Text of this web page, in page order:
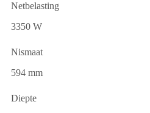
Netbelasting
3350 W
Nismaat
594 mm
Diepte